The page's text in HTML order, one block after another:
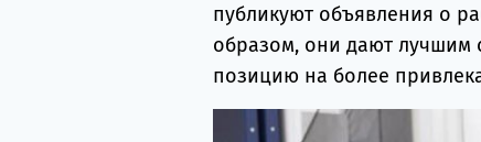
публикуют объявления о
образом, они дают лучшим
позицию на более